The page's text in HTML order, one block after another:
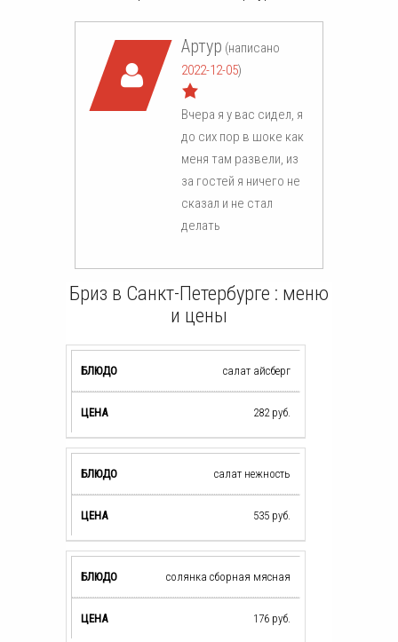
Артур (написано
2022-12-05)
Вчера я у вас сидел, я
до сих пор в шоке как
меня там развели, из
за гостей я ничего не
сказал и не стал
делать
Бриз в Санкт-Петербурге : меню
и цены
салат айсберг
282руб.
салат нежность
535 руб.
солянка сборная мясная
176 руб.